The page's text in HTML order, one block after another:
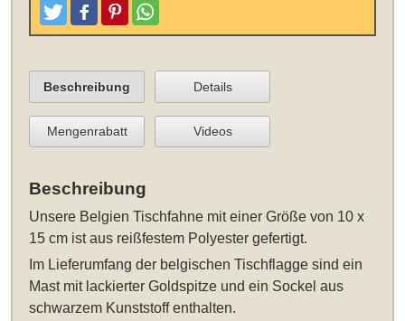
TweetenPostenPinterestTeilen
Beschreibung Details
Mengenrabatt Videos
Beschreibung
Unsere Belgien Tischfahne mit einer Größe von 10 x
15 cm ist aus reißfestem Polyester gefertigt.
Im Lieferumfang der belgischen Tischflagge sind ein
Mast mit lackierter Goldspitze und ein Sockel aus
schwarzem Kunststoff enthalten.